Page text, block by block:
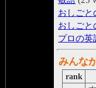
おしごと
おしごと
プロの英
みんな
rank